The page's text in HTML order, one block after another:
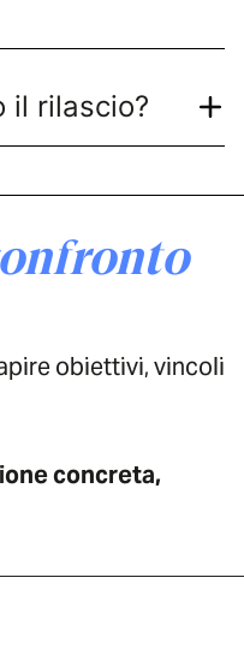
il rilascio?
obiettivi, vincoli
concreta,